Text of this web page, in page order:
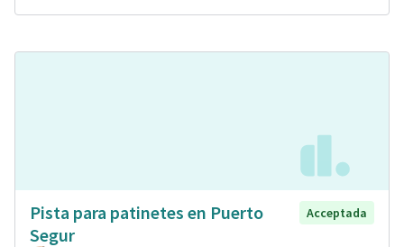
Pista para patinetes en Puerto
Segur
Acceptada